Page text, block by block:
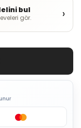
bul
gör. ›